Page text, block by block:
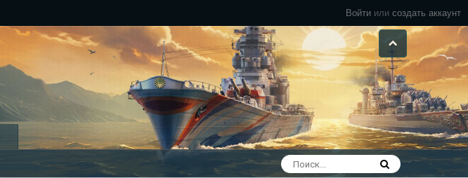
Войти или создать аккаунт